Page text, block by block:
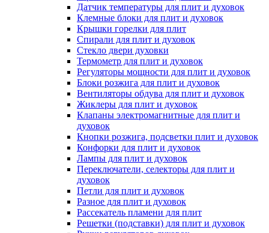
Датчик температуры для плит и духовок
Клемные блоки для плит и духовок
Крышки горелки для плит
Спирали для плит и духовок
Стекло двери духовки
Термометр для плит и духовок
Регуляторы мощности для плит и духовок
Блоки розжига для плит и духовок
Вентиляторы обдува для плит и духовок
Жиклеры для плит и духовок
Клапаны электромагнитные для плит и
духовок
Кнопки розжига, подсветки плит и духовок
Конфорки для плит и духовок
Лампы для плит и духовок
Переключатели, селекторы для плит и
духовок
Петли для плит и духовок
Разное для плит и духовок
Рассекатель пламени для плит
Решетки (подставки) для плит и духовок